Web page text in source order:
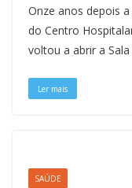
e
b
o
o
e
s
k
y
e
a
d
s
t
e
r
e
Onze anos depois
do Centro
voltou a abrir a Sala
Ler mais
SAÚDE